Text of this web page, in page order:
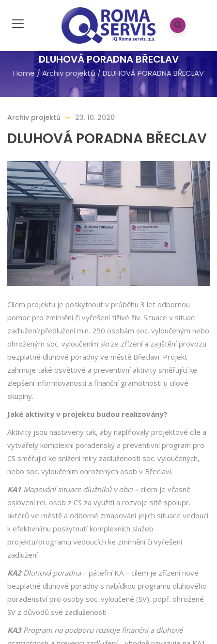
DLUHOVÁ PORADNA BŘECLAV
Home/Archiv projektů/ DLUHOVÁ PORADNA BŘECLAV
Archiv projektů 23. 10. 2020
DLUHOVÁ PORADNA BŘECLAV
Cílem projektu je poskytnout v průběhu 3 let odbornou
pomoc pro zmírnění či vyřešení tíživé živ. Situace v situaci
zadlužení/předlužení min. 250 osobám soc. vyloučeným nebo
ohroženým soc. vyloučením skrze zřízení a zajištění provozu
bezplatné dluhové poradny ve městě Břeclavi. Projekt
zahrnuje také osvětové a preventivní aktivity směřující ke
zlepšení informovanosti a finanční gramotnosti u cílové
skupiny.
Jaké aktivity v projektu budou realizovány?
Aktivity jsou nastaveny tak, aby naplňovaly projektové cíle a
vytvářely komplexní poradenský a preventivní program pro
CS směřující ke snížení míry zadluženosti soc. vyloučených,
nebo soc. vyloučením ohrožených osob v Břeclavi.
KA1 Mapování situace dlužníků v obci – cílem je včasné
oslovení rel. osob z CS za využití a rozvoje sítě spolupr.
aktérů ve městě a odborné zmapování jejich situace vedoucí
k efektivnímu poskytnutí komplexních služeb
projektu/programu vedoucích ke zmírnění či vyřešení
zadlužení
KA2Dluhová poradna– páteřní KA – cílem je zřízení nové
bezplatné dluhové poradny s nabídkou programu dluhového
poradenství pro osoby soc. vyloučené (SV), popř. ohrožené
SV z důvodů své zadluženosti
KA3Program na podporu rozvoje finanční a dluhové